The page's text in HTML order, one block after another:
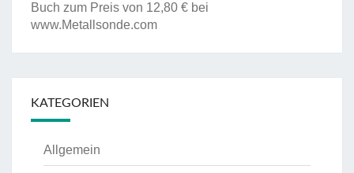
Buch zum Preis von 12,80 € bei
www.Metallsonde.com
KATEGORIEN
Allgemein